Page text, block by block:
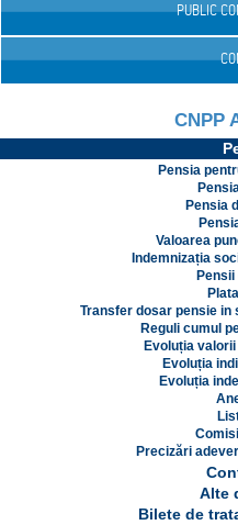
PUBLIC
CNPP
Pensia
Pensia
Valoarea
Indemnizația
Transfer dosar pensie
Reguli cumul
Evoluția
Evoluția
Evoluția
Precizări
Alte
Bilete de